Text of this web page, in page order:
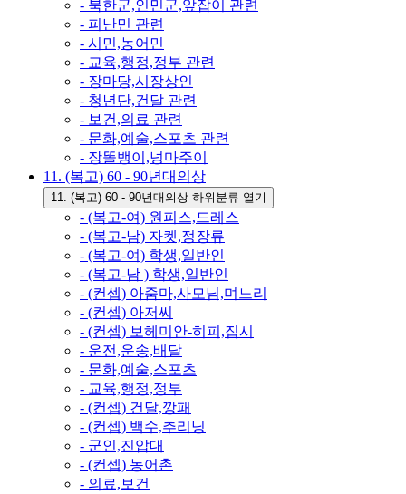
- 북한군,인민군,앞잡이 관련
- 피난민 관련
- 시민,농어민
- 교육,행정,정부 관련
- 장마당,시장상인
- 청년단,건달 관련
- 보건,의료 관련
- 문화,예술,스포츠 관련
- 장똘뱅이,넝마주이
11. (복고) 60 - 90년대의상
11. (복고) 60 - 90년대의상 하위분류 열기
- (복고-여) 원피스,드레스
- (복고-남) 자켓,정장류
- (복고-여) 학생,일반인
- (복고-남 ) 학생,일반인
- (컨셉) 아줌마,사모님,며느리
- (컨셉) 아저씨
- (컨셉) 보헤미안-히피,집시
- 운전,운송,배달
- 문화,예술,스포츠
- 교육,행정,정부
- (컨셉) 건달,깡패
- (컨셉) 백수,추리닝
- 군인,진압대
- (컨셉) 농어촌
- 의료,보건